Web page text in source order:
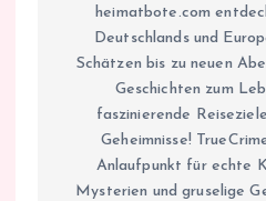
heimatbote.com
Deutschlands und
Schätzen bis zu neuen
Geschichten zum
faszinierende
Geheimnisse!
Anlaufpunkt für echte
Mysterien und gruselige